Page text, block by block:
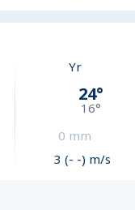
Yr
24°
16°
0 mm
3 (- -) m/s